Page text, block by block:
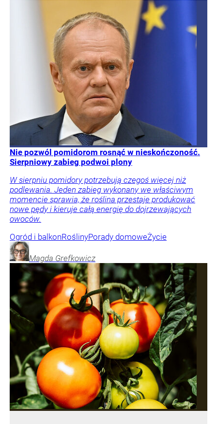
Nie pozwól pomidorom rosnąć w nieskończoność.
Sierpniowy zabieg podwoi plony
W sierpniu pomidory potrzebują czegoś więcej niż
podlewania. Jeden zabieg wykonany we właściwym
momencie sprawia, że roślina przestaje produkować
nowe pędy i kieruje całą energię do dojrzewających
owoców.
Ogród i balkonRoślinyPorady domoweŻycie
Magda Grefkowicz